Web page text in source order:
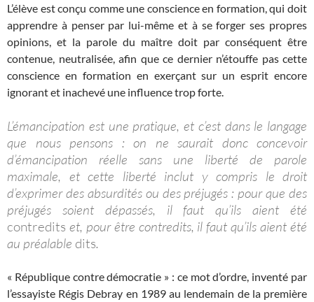
L’élève est conçu comme une conscience en formation, qui doit
apprendre à penser par lui-même et à se forger ses propres
opinions, et la parole du maître doit par conséquent être
contenue, neutralisée, afin que ce dernier n’étouffe pas cette
conscience en formation en exerçant sur un esprit encore
ignorant et inachevé une influence trop forte.
L’émancipation est une pratique, et c’est dans le langage
que nous pensons : on ne saurait donc concevoir
d’émancipation réelle sans une liberté de parole
maximale, et cette liberté inclut y compris le droit
d’exprimer des absurdités ou des préjugés : pour que des
préjugés soient dépassés, il faut qu’ils aient été
contredits et, pour être contredits, il faut qu’ils aient été
au préalable dits.
« République contre démocratie » : ce mot d’ordre, inventé par
l’essayiste Régis Debray en 1989 au lendemain de la première